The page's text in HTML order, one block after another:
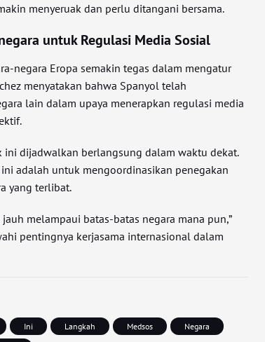
menyeruak dan perlu ditangani bersama.
untuk Regulasi Media Sosial
negara Eropa semakin tegas dalam mengatur
menyatakan bahwa Spanyol telah
lain dalam upaya menerapkan regulasi media
ini dijadwalkan berlangsung dalam waktu dekat.
adalah untuk mengoordinasikan penegakan
yang terlibat.
melampaui batas-batas negara mana pun,”
pentingnya kerjasama internasional dalam
Ini Langkah Medsos
Negara